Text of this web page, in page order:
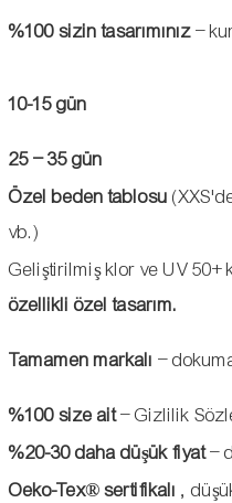
%100 sizin tasarımınız–
10-15 gün
25 – 35 gün
Özel beden tablosu
vb.)
Geliştirilmiş klor ve UV 50+
özellikli özel tasarım.
Tamamen markalı –
%100 size ait– Gizlilik
%20-30 daha düşük fiyat–
Oeko-Tex® sertifikalı ,